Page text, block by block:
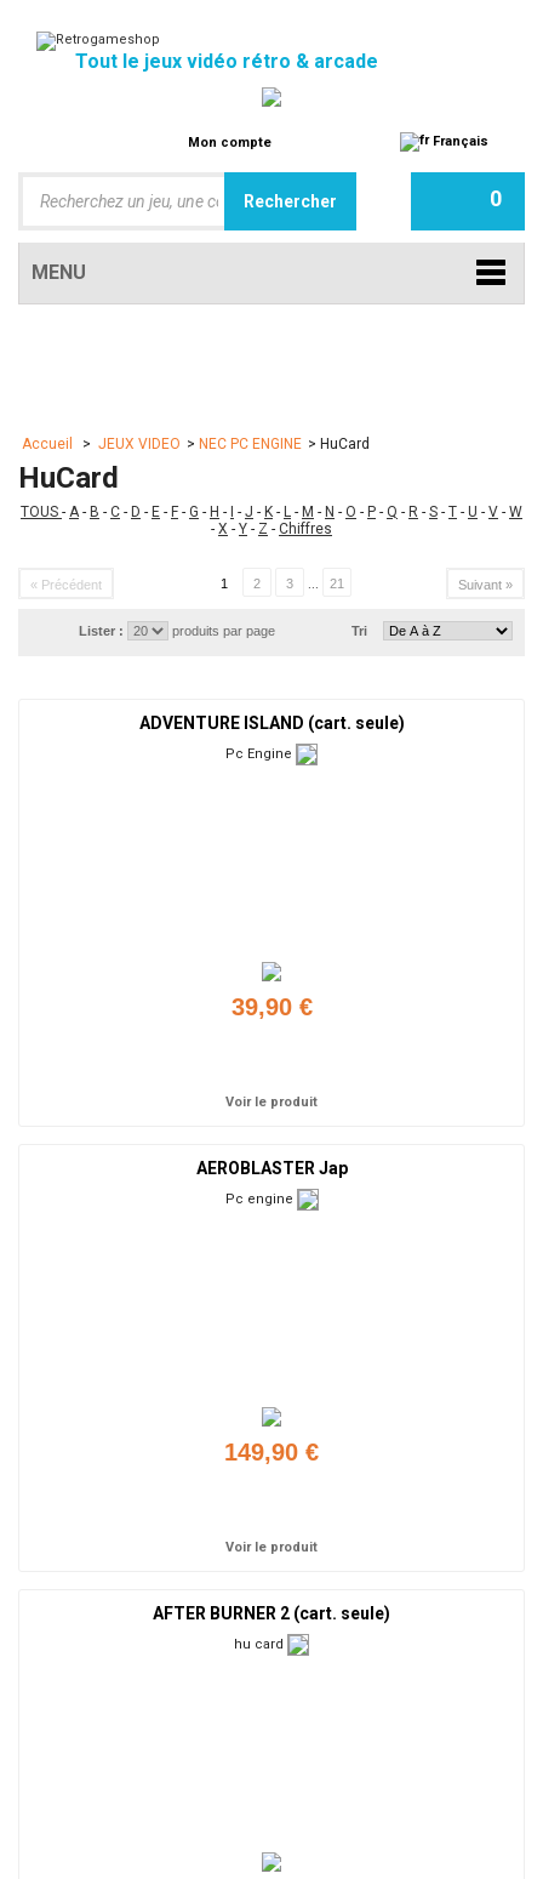
Tout le jeux vidéo rétro & arcade
Mon compte Français
0
MENU
Accueil > JEUX VIDEO > NEC PC ENGINE > HuCard
HuCard
TOUS - A- B - C - D - E - F - G - H - - J - K - L - M - N - O - P - Q - R - S - T - U - V - W
- X - Y - Z - Chiffres
« Précédent 1 2 3 ... 21 Suivant »
Tri
Lister : produits par page
ADVENTURE ISLAND (cart. seule)
Pc Engine
39,90 €
Voir le produit
AEROBLASTER Jap
Pc engine
149,90 €
Voir le produit
AFTER BURNER 2 (cart. seule)
hu card